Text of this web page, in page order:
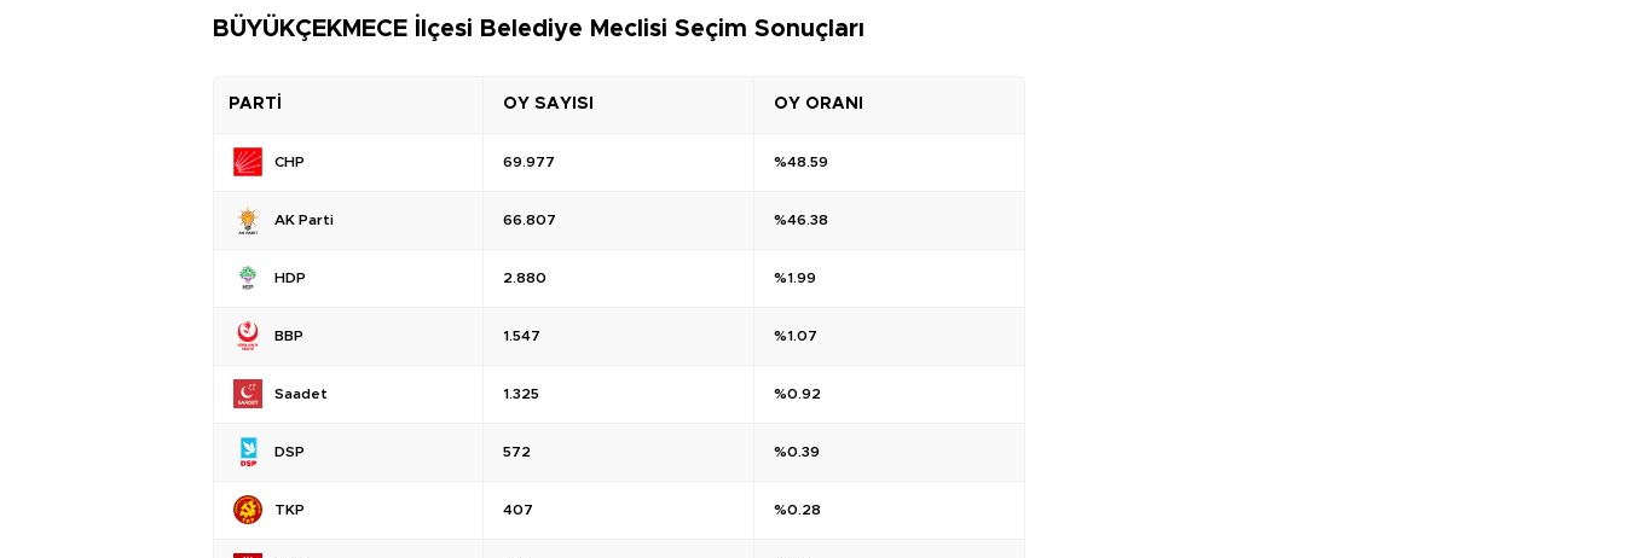
BÜYÜKÇEKMECE İlçesi Belediye Meclisi Seçim Sonuçları
PARTİ OY SAYISI OY ORANI
CHP 69.977 %48.59
AK Parti 66.807 %46.38
HDP 2.880 %1.99
BBP 1.547 %1.07
Saadet 1.325 %0.92
DSP 572 %0.39
TKP 407 %0.28